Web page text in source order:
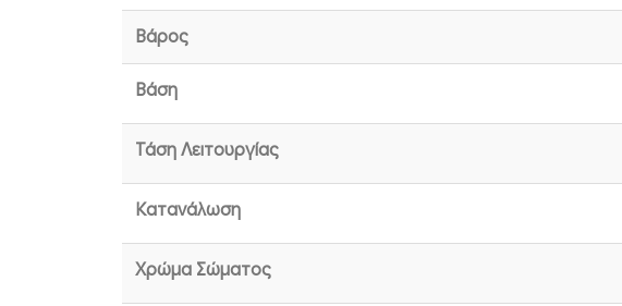
Βάρος
Βάση
Τάση Λειτουργίας
Κατανάλωση
Χρώμα Σώματος